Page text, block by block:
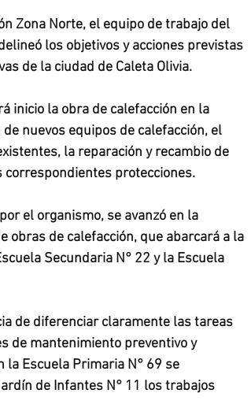
Zona Norte, el equipo de trabajo del
los objetivos y acciones previstas
de la ciudad de Caleta Olivia.
inicio la obra de calefacción en la
nuevos equipos de calefacción, el
la reparación y recambio de
correspondientes protecciones.
el organismo, se avanzó en la
obras de calefacción, que abarcará a la
Secundaria N° 22 y la Escuela
de diferenciar claramente las tareas
de mantenimiento preventivo y
la Escuela Primaria N° 69 se
de Infantes N° 11 los trabajos